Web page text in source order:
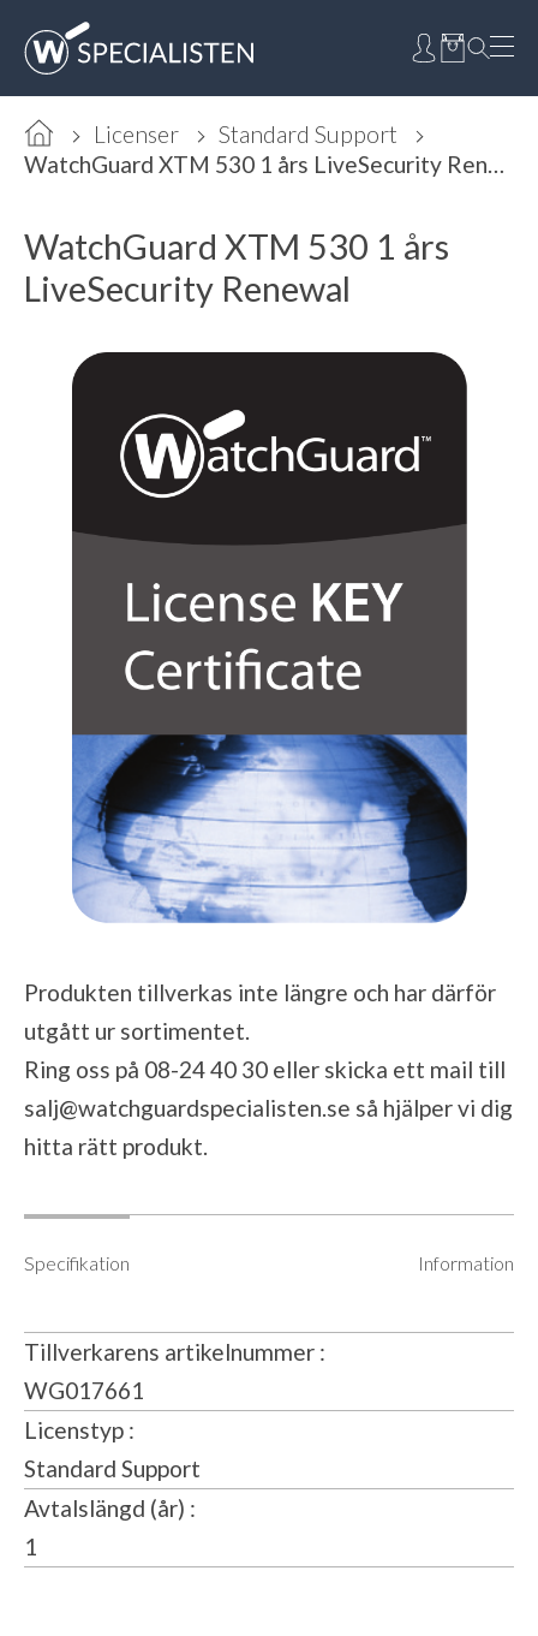
Licenser
Standard Support
WatchGuard XTM 530 1 års LiveSecurity Renewal
WatchGuard XTM 530 1 års
LiveSecurity Renewal
Produkten tillverkas inte längre och har därför
utgått ur sortimentet.
Ring oss på 08-24 40 30 eller skicka ett mail till
salj@watchguardspecialisten.se så hjälper vi dig
hitta rätt produkt.
Specifikation Information
Tillverkarens artikelnummer
WG017661
Licenstyp
Standard Support
Avtalslängd (år)
1